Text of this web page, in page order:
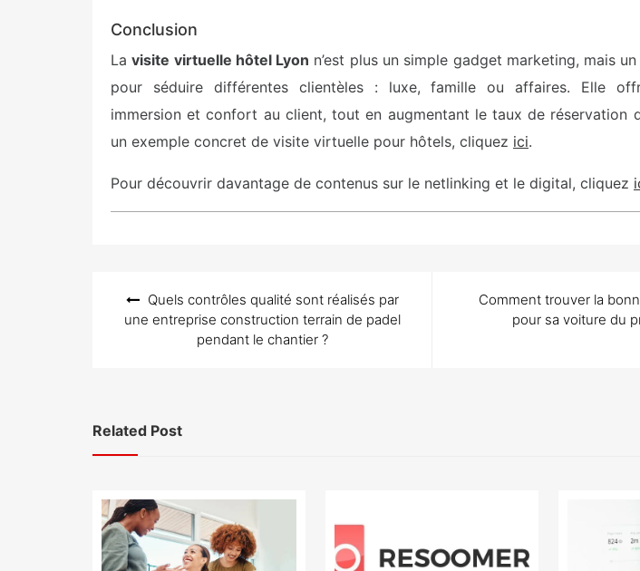
Conclusion
Lavisite virtuelle hôtel Lyon n’est plus un simple gadget marketing, mais
pour séduire différentes clientèles : luxe, famille ou affaires. Elle
immersion et confort au client, tout en augmentant le taux de réservation
un exemple concret de visite virtuelle pour hôtels, cliquez ici.
Pour découvrir davantage de contenus sur le netlinking et le digital, cliquez
Quels contrôles qualité sont réalisés par
une entreprise construction terrain de padel
pendant le chantier ?
Comment trouver la
pour sa voiture du
Related Post